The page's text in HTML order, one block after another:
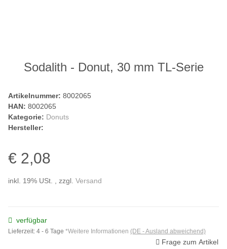
Sodalith - Donut, 30 mm TL-Serie
Artikelnummer: 8002065
HAN: 8002065
Kategorie: Donuts
Hersteller:
€ 2,08
inkl. 19% USt. , zzgl. Versand
verfügbar
Lieferzeit: 4 - 6 Tage *Weitere Informationen (DE - Ausland abweichend)
Frage zum Artikel